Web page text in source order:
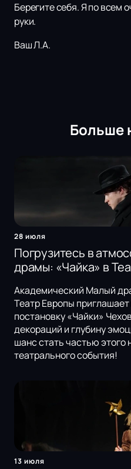
Берегите себя. Я по всем
руки.
Ваш Л.А.
Больше
28 июля
Погрузитесь в
драмы: «Чайка» в
Академический Малый
Театр Европы
постановку «Чайки»
декораций и глубину
шанс стать частью этого
театрального события!
13 июля